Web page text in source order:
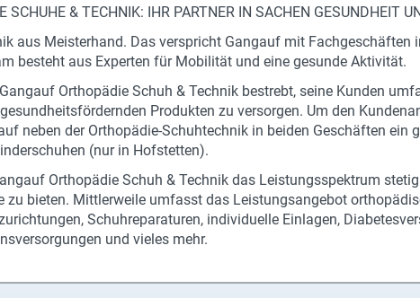
SCHU­HE & TECH­NIK: IHR PART­NER IN SA­CHEN GE­SUND­HEIT
aus Meis­ter­hand. Das ver­spricht Gangauf mit Fach­ge­schäf­ten
be­steht aus Ex­per­ten für Mo­bi­li­tät und eine ge­sun­de Ak­ti­vi­tät.
Or­tho­pä­die Schuh & Tech­nik be­strebt, seine Kun­den
Pro­duk­ten zu ver­sor­gen. Um den
neben der Orthopädie-​Schuhtechnik in bei­den Ge­schäf­ten ein
(nur in Hof­s­tet­ten).
Or­tho­pä­die Schuh & Tech­nik das Leis­tungs­spek­trum
zu bie­ten. Mitt­ler­wei­le um­fasst das Leis­tungs­an­ge­bot
Schuh­re­pa­ra­tu­ren, in­di­vi­du­el­le Ein­la­gen,
und vie­les mehr.